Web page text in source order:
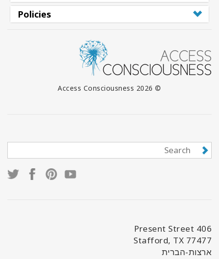
Policies
© 2026 Access Consciousness
406 Present Street
Stafford, TX 77477
ארצות-הברית